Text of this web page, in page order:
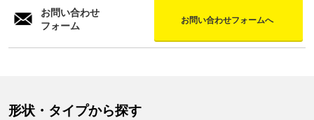
お問い合わせ
フォーム
お問い合わせフォームへ
形状・タイプから探す